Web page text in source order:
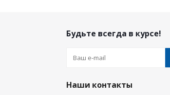
Будьте всегда в курсе!
Наши контакты